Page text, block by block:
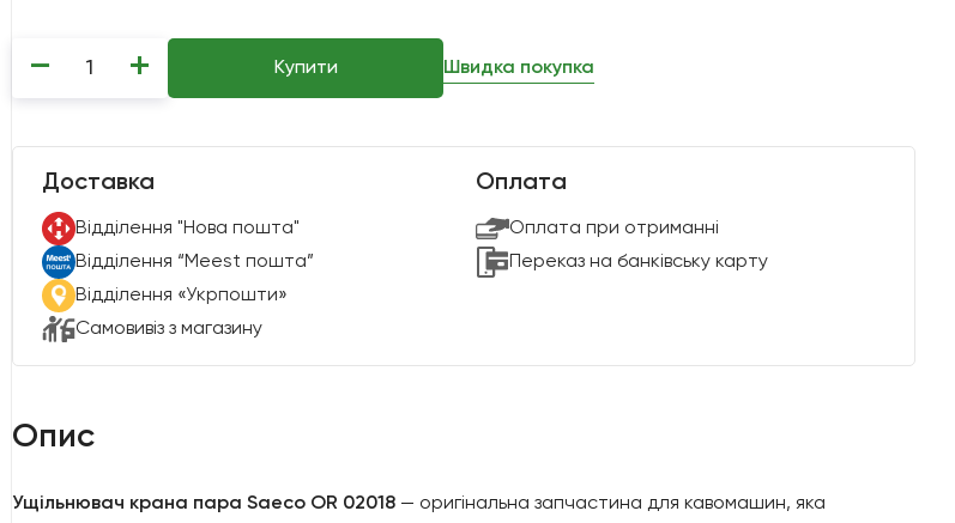
− + Купити Швидка покупка
Доставка
Вiддiлення "Нова пошта"
Вiддiлення “Meest пошта”
Відділення «Укрпошти»
Самовивіз з магазину
Оплата
Оплата при отриманні
Переказ на банківську карту
Опис
Ущільнювач крана пара Saeco OR 02018 — оригінальна запчастина для кавомашин, яка